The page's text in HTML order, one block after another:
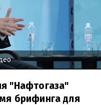
"Нафтогаза"
брифинга для